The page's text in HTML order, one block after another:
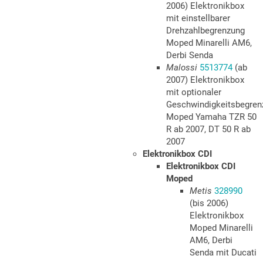
2006) Elektronikbox
mit einstellbarer
Drehzahlbegrenzung
Moped Minarelli AM6,
Derbi Senda
Malossi 5513774(ab
2007) Elektronikbox
mit optionaler
Moped Yamaha TZR 50
R ab 2007, DT 50 R ab
2007
Elektronikbox CDI
Elektronikbox CDI
Moped
Metis 328990
(bis 2006)
Elektronikbox
Moped Minarelli
AM6, Derbi
Senda mit Ducati